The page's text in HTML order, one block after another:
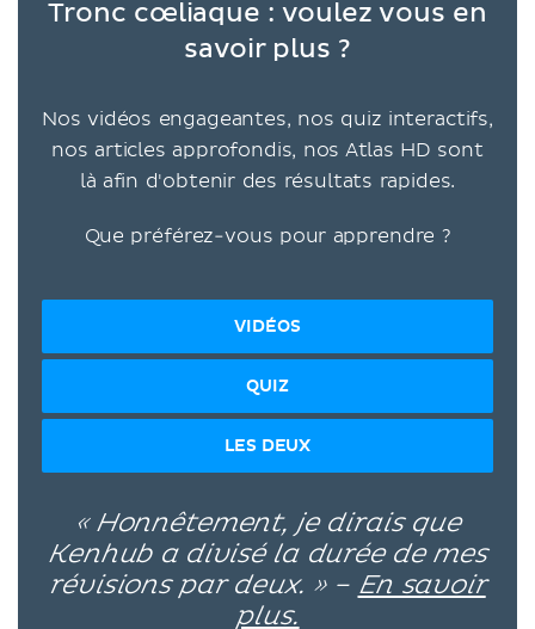
Tronc cœliaque : voulez vous en
savoir plus ?
Nos vidéos engageantes, nos quiz interactifs,
nos articles approfondis, nos Atlas HD sont
là afin d'obtenir des résultats rapides.
Que préférez-vous pour apprendre ?
VIDÉOS
QUIZ
LES DEUX
« Honnêtement, je dirais que
Kenhub a divisé la durée de mes
révisions par deux. » – En savoir
plus.